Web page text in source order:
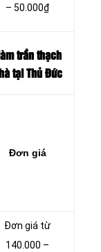
– 50.000₫
trần thạch
tại Thủ Đức
Đơn giá
Đơn giá từ
140.000 –